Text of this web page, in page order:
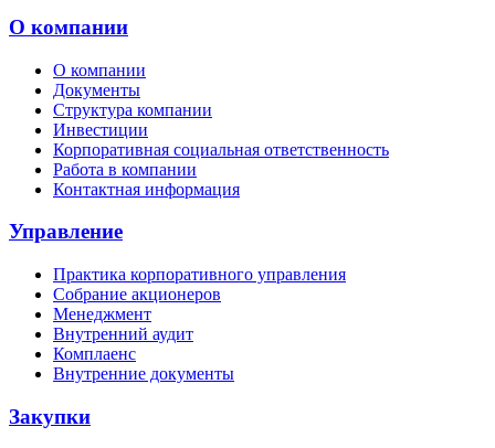
О компании
О компании
Документы
Структура компании
Инвестиции
Корпоративная социальная ответственность
Работа в компании
Контактная информация
Управление
Практика корпоративного управления
Собрание акционеров
Менеджмент
Внутренний аудит
Комплаенс
Внутренние документы
Закупки